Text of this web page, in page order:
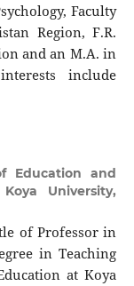
Faculty
Region, F.R.
and an M.A. in
include
Education and
University,
of Professor in
in Teaching
at Koya